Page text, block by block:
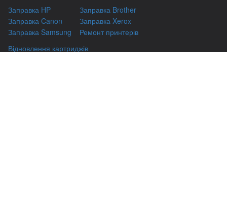
Заправка HP
Заправка Canon
Заправка Samsung
Заправка Brother
Заправка Xerox
Ремонт принтерів
Відновлення картриджів